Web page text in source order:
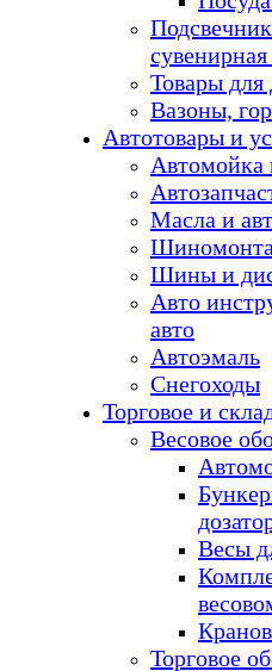
Товары для
Вазоны,
Автотовары и
Автомойка
Масла и
Шины и
Авто
авто
Автоэмаль
Снегоходы
Торговое и
Весовое
Весы
Торговое